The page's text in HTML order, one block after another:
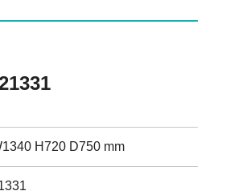
H720 D750 mm